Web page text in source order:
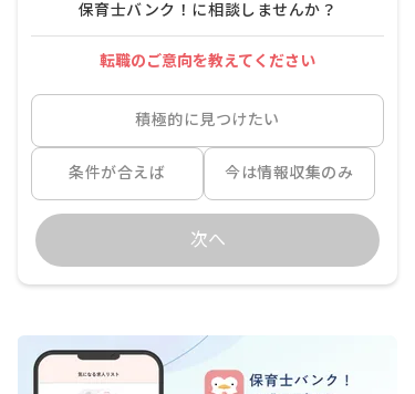
保育士バンク！に相談しませんか？
転職のご意向を教えてください
積極的に見つけたい
条件が合えば 今は情報収集のみ
次へ